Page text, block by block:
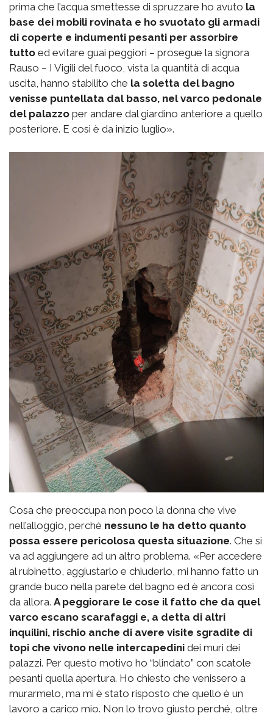
prima che l’acqua smettesse di spruzzare ho avuto la
base dei mobili rovinata e ho svuotato gli armadi
di coperte e indumenti pesanti per assorbire
tutto ed evitare guai peggiori – prosegue la signora
Rauso – I Vigili del fuoco, vista la quantità di acqua
uscita, hanno stabilito che la soletta del bagno
venisse puntellata dal basso, nel varco pedonale
del palazzo per andare dal giardino anteriore a quello
posteriore. E così è da inizio luglio».
Cosa che preoccupa non poco la donna che vive
nell’alloggio, perché nessuno le ha detto quanto
possa essere pericolosa questa situazione. Che si
va ad aggiungere ad un altro problema. «Per accedere
al rubinetto, aggiustarlo e chiuderlo, mi hanno fatto un
grande buco nella parete del bagno ed è ancora così
da allora. A peggiorare le cose il fatto che da quel
varco escano scarafaggi e, a detta di altri
inquilini, rischio anche di avere visite sgradite di
topi che vivono nelle intercapedini dei muri dei
palazzi. Per questo motivo ho “blindato” con scatole
pesanti quella apertura. Ho chiesto che venissero a
murarmelo, ma mi è stato risposto che quello è un
lavoro a carico mio. Non lo trovo giusto perché, oltre